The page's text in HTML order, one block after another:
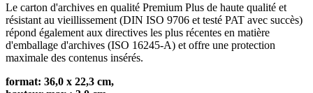
Le carton d'archives en qualité Premium Plus de haute qualité et
résistant au vieillissement (DIN ISO 9706 et testé PAT avec succès)
répond également aux directives les plus récentes en matière
d'emballage d'archives (ISO 16245-A) et offre une protection
maximale des contenus insérés.
format: 36,0 x 22,3 cm,